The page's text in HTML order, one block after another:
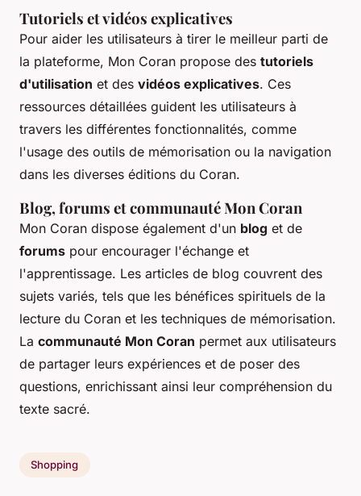
Tutoriels et vidéos explicatives
Pour aider les utilisateurs à tirer le meilleur parti de
la plateforme, Mon Coran propose des tutoriels
d'utilisation et des vidéos explicatives. Ces
ressources détaillées guident les utilisateurs à
travers les différentes fonctionnalités, comme
l'usage des outils de mémorisation ou la navigation
dans les diverses éditions du Coran.
Blog, forums et communauté Mon Coran
Mon Coran dispose également d'un blog et de
forums pour encourager l'échange et
l'apprentissage. Les articles de blog couvrent des
sujets variés, tels que les bénéfices spirituels de la
lecture du Coran et les techniques de mémorisation.
La communauté Mon Coran permet aux utilisateurs
de partager leurs expériences et de poser des
questions, enrichissant ainsi leur compréhension du
texte sacré.
Shopping